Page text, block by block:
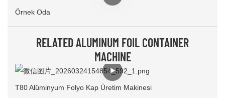
Örnek Oda
RELATED ALUMINUM FOIL CONTAINER
MACHINE
T80 Alüminyum Folyo Kap Üretim Makinesi